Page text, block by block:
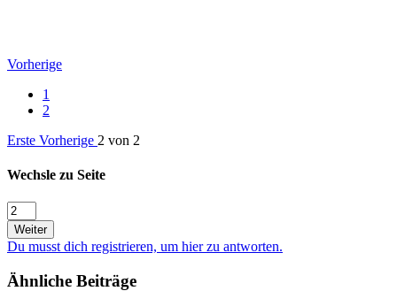
Vorherige
1
2
Erste Vorherige 2 von 2
Wechsle zu Seite
Weiter
Du musst dich registrieren, um hier zu antworten.
Ähnliche Beiträge